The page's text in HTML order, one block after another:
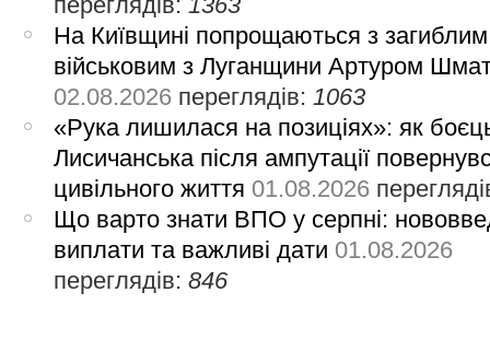
На Київщині попрощаються з загиблим
військовим з Луганщини Артуром
02.08.2026 переглядів:1063
«Рука лишилася на позиціях»: як
Лисичанська після ампутації
цивільного життя 01.08.2026
Що варто знати ВПО у серпні:
виплати та важливі дати 01.08.2026
переглядів:846